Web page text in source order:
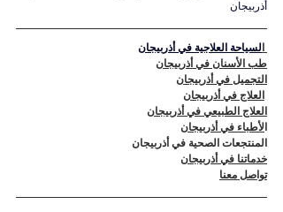
أذربيجان
السياحة العلاجية في أذربيجان
طب الأسنان في أذربيجان
التجميل في أذربيجان
العلاج في أذربيجان
العلاج الطبيعي في أذربيجان
الأطباء في أذربيجان
المنتجعات الصحية في أذربيجان
خدماتنا في أذربيجان
تواصل معنا